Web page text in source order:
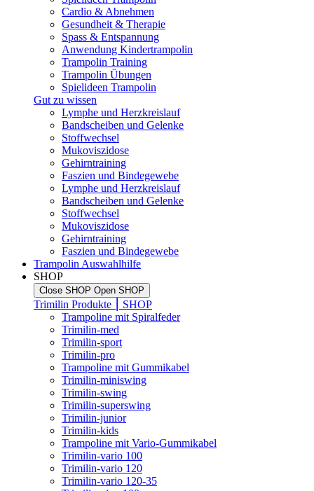
Cardio & Abnehmen
Gesundheit & Therapie
Spass & Entspannung
Anwendung Kindertrampolin
Trampolin Training
Trampolin Übungen
Spielideen Trampolin
Gut zu wissen
Lymphe und Herzkreislauf
Bandscheiben und Gelenke
Stoffwechsel
Mukoviszidose
Gehirntraining
Faszien und Bindegewebe
Lymphe und Herzkreislauf
Bandscheiben und Gelenke
Stoffwechsel
Mukoviszidose
Gehirntraining
Faszien und Bindegewebe
Trampolin Auswahlhilfe
SHOP
Close SHOP Open SHOP
Trimilin Produkte ⎮ SHOP
Trampoline mit Spiralfeder
Trimilin-med
Trimilin-sport
Trimilin-pro
Trampoline mit Gummikabel
Trimilin-miniswing
Trimilin-swing
Trimilin-superswing
Trimilin-junior
Trimilin-kids
Trampoline mit Vario-Gummikabel
Trimilin-vario 100
Trimilin-vario 120
Trimilin-vario 120-35